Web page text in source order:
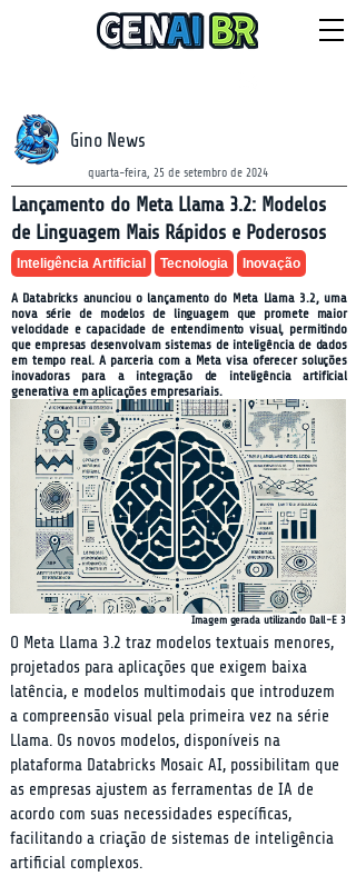
Gino News
quarta-feira, 25 de setembro de 2024
Lançamento do Meta Llama 3.2: Modelos
de Linguagem Mais Rápidos e Poderosos
Inteligência Artificial Tecnologia Inovação
A Databricks anunciou o lançamento do Meta Llama 3.2, uma
nova série de modelos de linguagem que promete maior
velocidade e capacidade de entendimento visual, permitindo
que empresas desenvolvam sistemas de inteligência de dados
em tempo real. A parceria com a Meta visa oferecer soluções
inovadoras para a integração de inteligência artificial
generativa em aplicações empresariais.
Imagem gerada utilizando Dall-E 3
O Meta Llama 3.2 traz modelos textuais menores,
projetados para aplicações que exigem baixa
latência, e modelos multimodais que introduzem
a compreensão visual pela primeira vez na série
Llama. Os novos modelos, disponíveis na
plataforma Databricks Mosaic AI, possibilitam que
as empresas ajustem as ferramentas de IA de
acordo com suas necessidades específicas,
facilitando a criação de sistemas de inteligência
artificial complexos.